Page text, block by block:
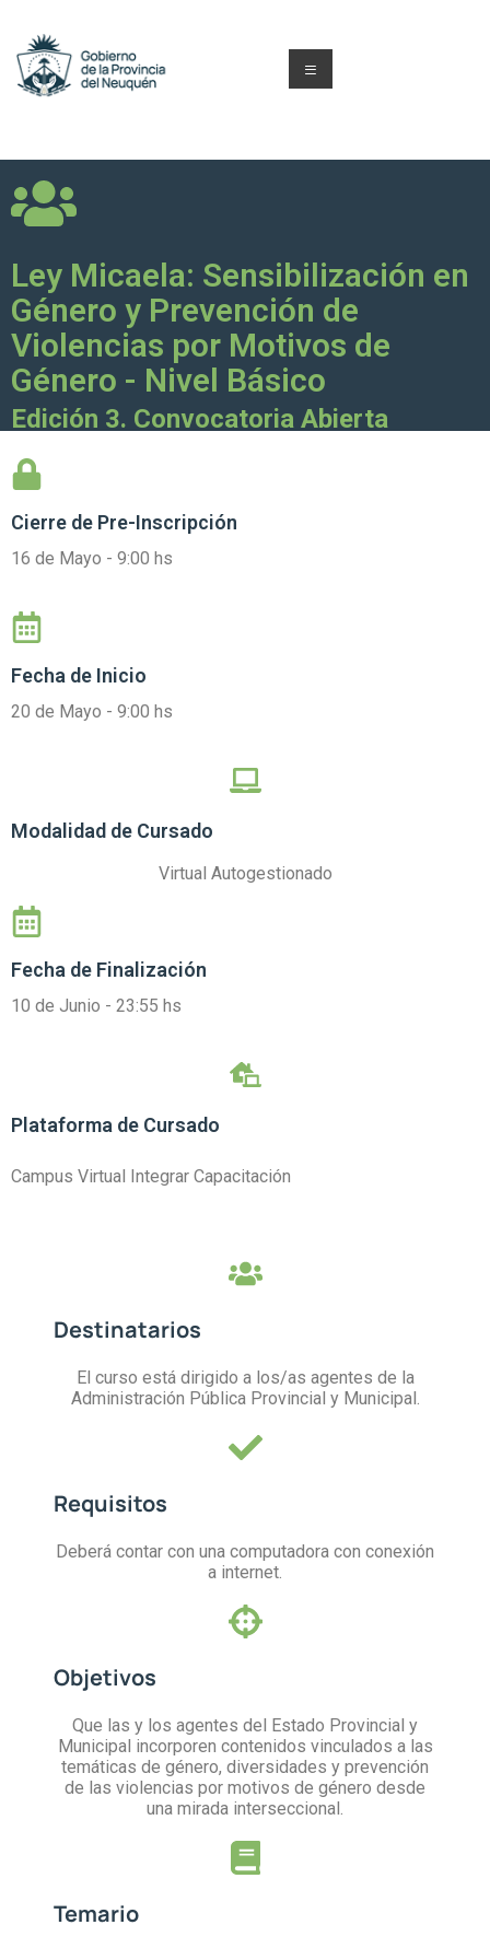
Ley Micaela: Sensibilización en
Género y Prevención de
Violencias por Motivos de
Género - Nivel Básico
Edición 3. Convocatoria Abierta
Cierre de Pre-Inscripción
16 de Mayo - 9:00 hs
Fecha de Inicio
20 de Mayo - 9:00 hs
Modalidad de Cursado
Virtual Autogestionado
Fecha de Finalización
10 de Junio - 23:55 hs
Plataforma de Cursado
Campus Virtual Integrar Capacitación
Destinatarios
El curso está dirigido a los/as agentes de la
Administración Pública Provincial y Municipal.
Requisitos
Deberá contar con una computadora con conexión
a internet.
Objetivos
Que las y los agentes del Estado Provincial y
Municipal incorporen contenidos vinculados a las
temáticas de género, diversidades y prevención
de las violencias por motivos de género desde
una mirada interseccional.
Temario